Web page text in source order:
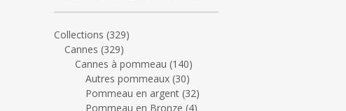
Collections (329)
Cannes (329)
Cannes à pommeau (140)
Autres pommeaux (30)
Pommeau en argent (32)
Pommeau en Bronze (4)